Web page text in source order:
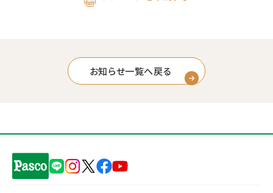
お知らせ一覧へ戻る